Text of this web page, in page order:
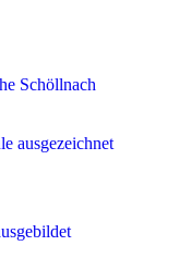
Schöllnach
ausgezeichnet